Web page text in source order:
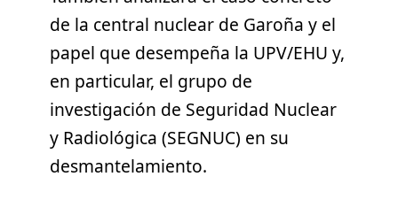
de la central nuclear de Garoña y el
papel que desempeña la UPV/EHU y,
en particular, el grupo de
investigación de Seguridad Nuclear
y Radiológica (SEGNUC) en su
desmantelamiento.